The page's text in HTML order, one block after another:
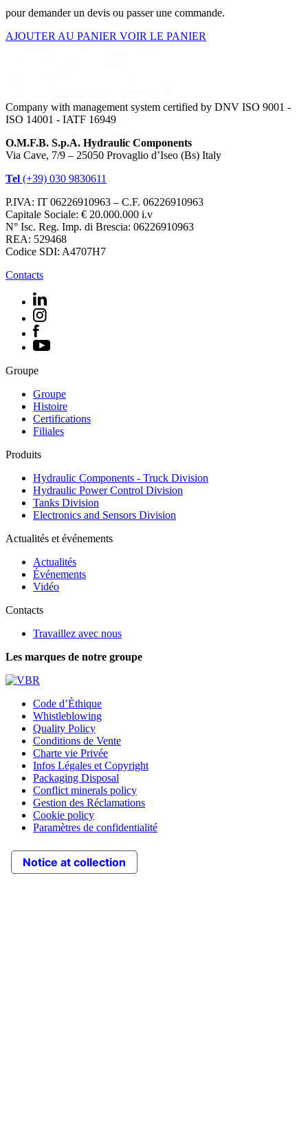
pour demander un devis ou passer une commande.
AJOUTER AU PANIER VOIR LE PANIER
Company with management system certified by DNV ISO 9001 -
ISO 14001 - IATF 16949
O.M.F.B. S.p.A. Hydraulic Components
Via Cave, 7/9 – 25050 Provaglio d’Iseo (Bs) Italy
Tel (+39) 030 9830611
P.IVA: IT 06226910963 – C.F. 06226910963
Capitale Sociale: € 20.000.000 i.v
N° Isc. Reg. Imp. di Brescia: 06226910963
REA: 529468
Codice SDI: A4707H7
Contacts
Groupe
Groupe
Histoire
Certifications
Filiales
Produits
Hydraulic Components - Truck Division
Hydraulic Power Control Division
Tanks Division
Electronics and Sensors Division
Actualités et événements
Actualités
Événements
Vidéo
Contacts
Travaillez avec nous
Les marques de notre groupe
Code d’Èthique
Whistleblowing
Quality Policy
Conditions de Vente
Charte vie Privée
Infos Légales et Copyright
Packaging Disposal
Conflict minerals policy
Gestion des Réclamations
Cookie policy
Paramètres de confidentialité
Notice at collection